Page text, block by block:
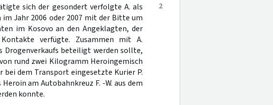
2
sich der gesondert verfolgte A. als
im Jahr 2006 oder 2007 mit der Bitte um
im Kosovo an den Angeklagten, der
verfügte. Zusammen mit A.
Drogenverkaufs beteiligt werden sollte,
rund zwei Kilogramm Heroingemisch
bei dem Transport eingesetzte Kurier P.
am Autobahnkreuz F. -W. aus dem
konnte.